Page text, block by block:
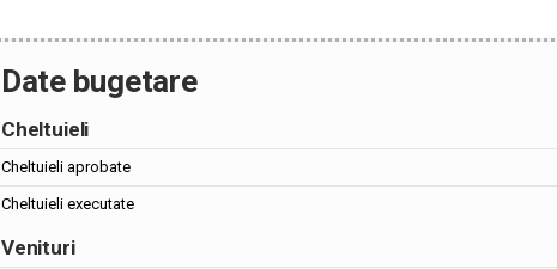
Date bugetare
Cheltuieli
Cheltuieli aprobate
Cheltuieli executate
Venituri